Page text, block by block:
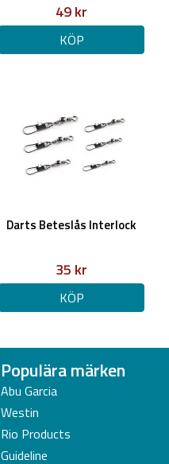
49 kr
KÖP
Darts Beteslås Interlock
35 kr
KÖP
Populära märken
Abu Garcia
Westin
Rio Products
Guideline